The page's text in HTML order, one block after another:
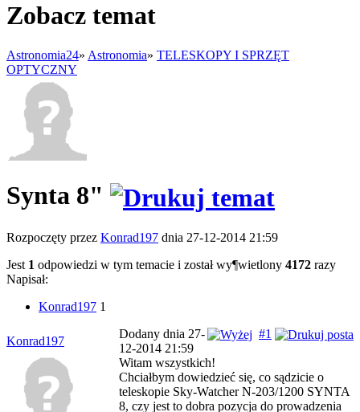
Zobacz temat
Astronomia24» Astronomia» TELESKOPY I SPRZĘT
OPTYCZNY
Synta 8"
Rozpoczęty przez Konrad197 dnia 27-12-2014 21:59
Jest 1 odpowiedzi w tym temacie i został wy¶wietlony 4172 razy
Napisał:
Konrad197 1
Konrad197
#1
Dodany dnia 27-
12-2014 21:59
Witam wszystkich!
Chciałbym dowiedzieć się, co sądzicie o
teleskopie Sky-Watcher N-203/1200 SYNTA
8, czy jest to dobra pozycja do prowadzenia